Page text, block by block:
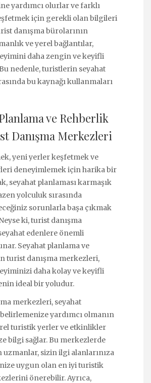
yardımcı olurlar ve farklı
için gerekli olan bilgileri
danışma bürolarının
ve yerel bağlantılar,
daha zengin ve keyifli
nedenle, turistlerin seyahat
bu kaynağı kullanmaları
ve Rehberlik
Danışma Merkezleri
yeni yerler keşfetmek ve
deneyimlemek için harika bir
seyahat planlaması karmaşık
yolculuk sırasında
sorunlarla başa çıkmak
ki, turist danışma
edenlere önemli
Seyahat planlama ve
turist danışma merkezleri,
daha kolay ve keyifli
ideal bir yoludur.
merkezleri, seyahat
belirlemenize yardımcı olmanın
turistik yerler ve etkinlikler
bilgi sağlar. Bu merkezlerde
uzmanlar, sizin ilgi alanlarınıza
uygun olan en iyi turistik
önerebilir. Ayrıca,